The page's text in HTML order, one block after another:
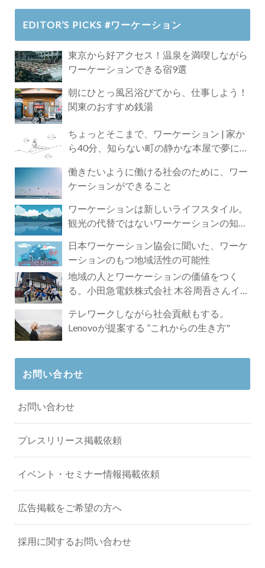
EDITOR’S PICKS #ワーケーション
東京から好アクセス！温泉を満喫しながら
ワーケーションできる宿9選
朝にひとっ風呂浴びてから、仕事しよう！
関東のおすすめ銭湯
ちょっとそこまで、ワーケーション | 家か
ら40分、知らない町の静かな本屋で夢に近
働きたいように働ける社会のために、ワー
ケーションができること
ワーケーションは新しいライフスタイル。
観光の代替ではないワーケーションの知ら
日本ワーケーション協会に聞いた、ワーケ
ーションのもつ地域活性の可能性
地域の人とワーケーションの価値をつく
る。小田急電鉄株式会社 木谷周吾さんイン
テレワークしながら社会貢献もする。
Lenovoが提案する ”これからの生き方"
お問い合わせ
お問い合わせ
プレスリリース掲載依頼
イベント・セミナー情報掲載依頼
広告掲載をご希望の方へ
採用に関するお問い合わせ